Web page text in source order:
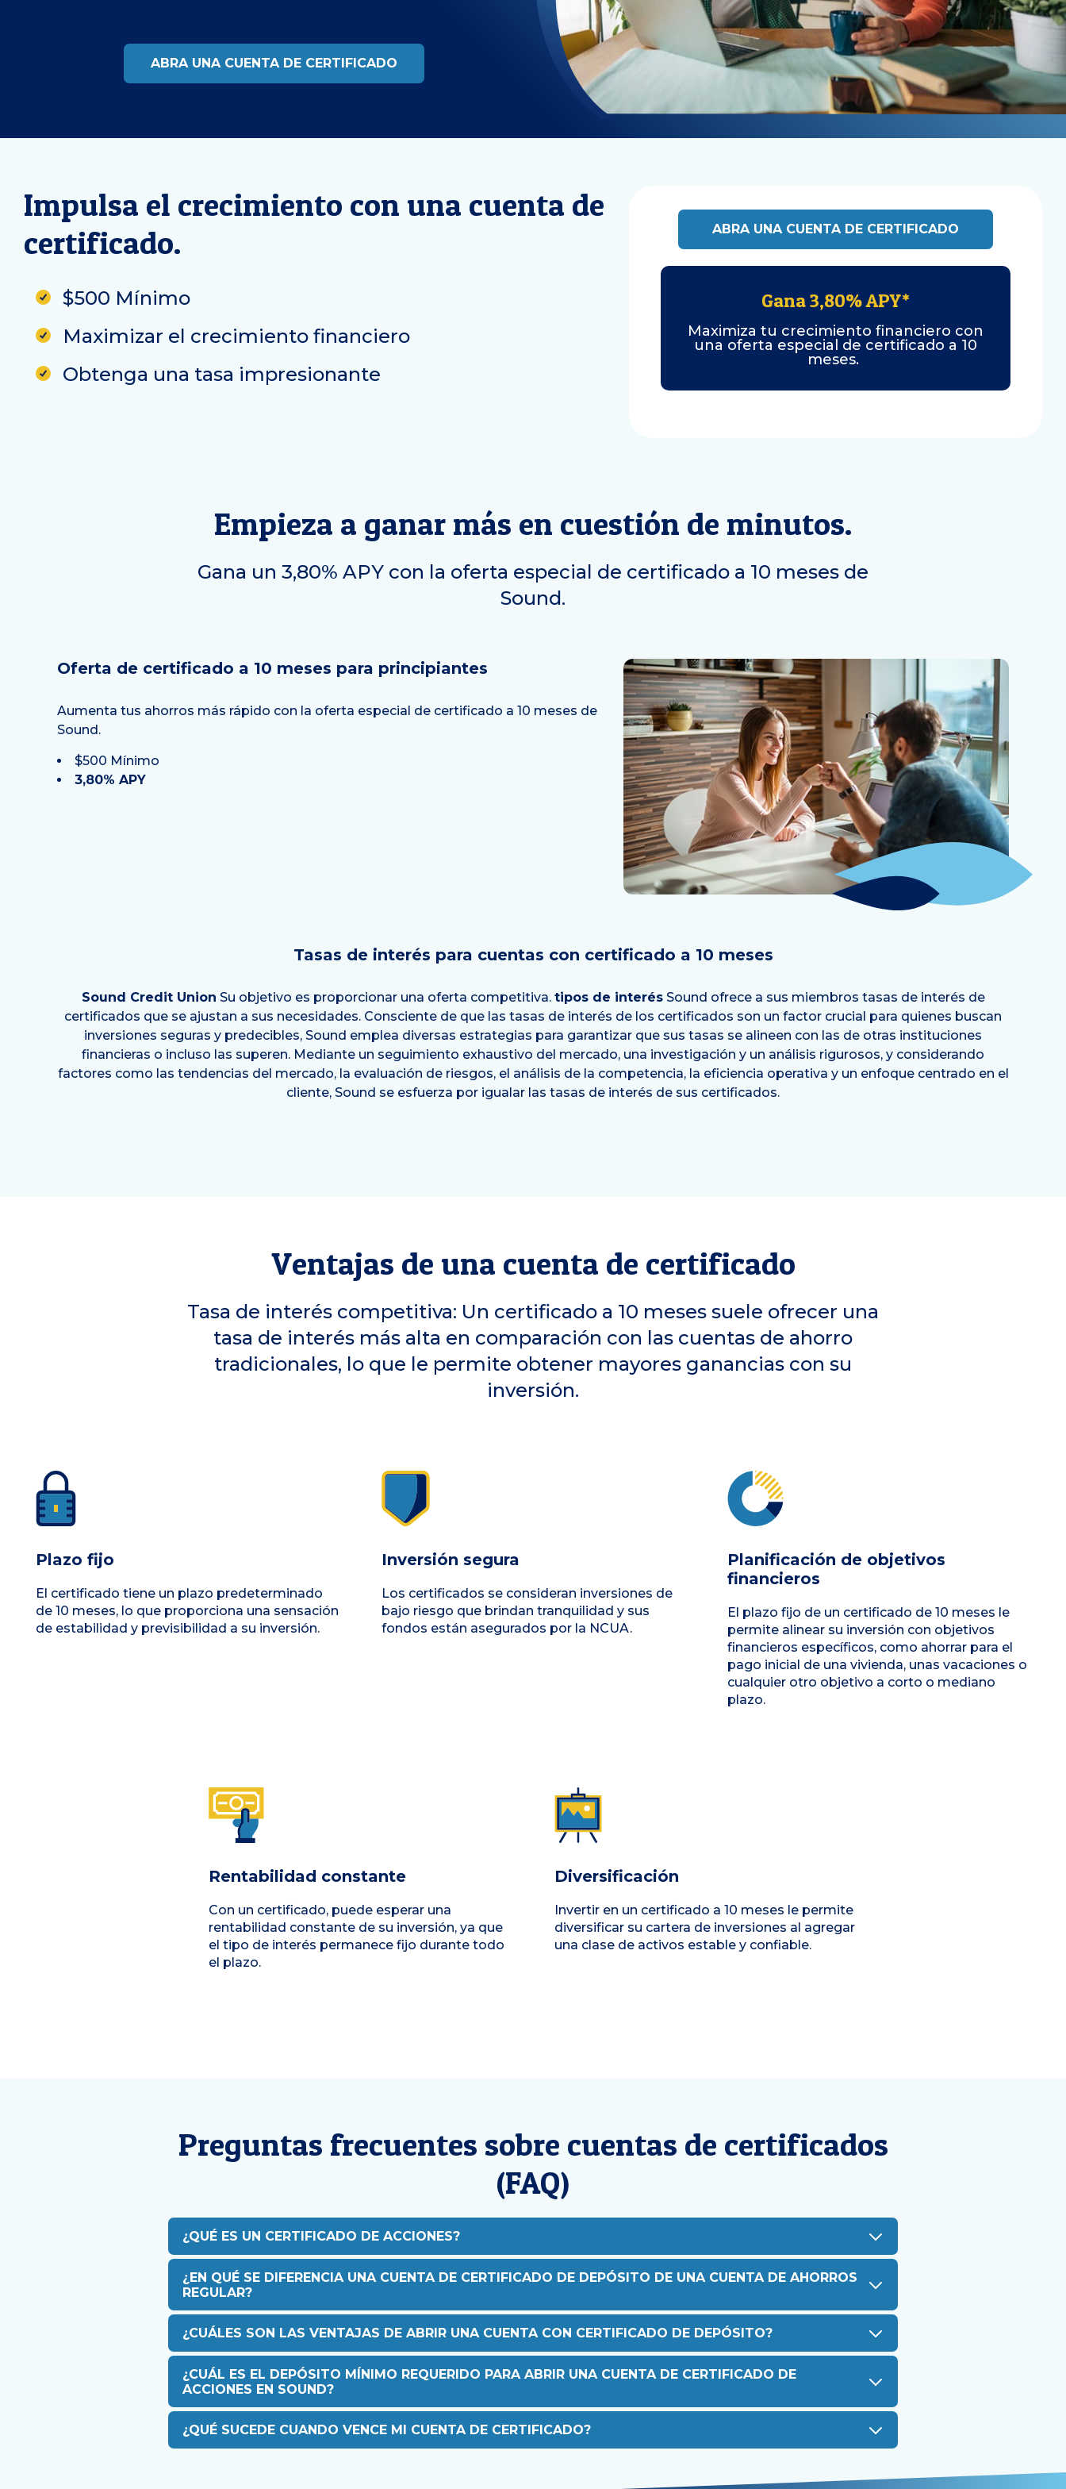
ABRA UNA CUENTA DE CERTIFICADO
Impulsa el crecimiento con una cuenta de
certificado.
$500 Mínimo
Maximizar el crecimiento financiero
Obtenga una tasa impresionante
ABRA UNA CUENTA DE CERTIFICADO
Gana 3,80% APY*
Maximiza tu crecimiento financiero con
una oferta especial de certificado a 10
meses.
Empieza a ganar más en cuestión de minutos.
Gana un 3,80% APY con la oferta especial de certificado a 10 meses de
Sound.
Oferta de certificado a 10 meses para principiantes
Aumenta tus ahorros más rápido con la oferta especial de certificado a 10 meses de
Sound.
$500 Mínimo
3,80% APY
Tasas de interés para cuentas con certificado a 10 meses
Sound Credit Union Su objetivo es proporcionar una oferta competitiva. tipos de interésSound ofrece a sus miembros tasas de interés de
certificados que se ajustan a sus necesidades. Consciente de que las tasas de interés de los certificados son un factor crucial para quienes buscan
inversiones seguras y predecibles, Sound emplea diversas estrategias para garantizar que sus tasas se alineen con las de otras instituciones
financieras o incluso las superen. Mediante un seguimiento exhaustivo del mercado, una investigación y un análisis rigurosos, y considerando
factores como las tendencias del mercado, la evaluación de riesgos, el análisis de la competencia, la eficiencia operativa y un enfoque centrado en el
cliente, Sound se esfuerza por igualar las tasas de interés de sus certificados.
Ventajas de una cuenta de certificado
Tasa de interés competitiva: Un certificado a 10 meses suele ofrecer una
tasa de interés más alta en comparación con las cuentas de ahorro
tradicionales, lo que le permite obtener mayores ganancias con su
inversión.
Plazo fijo
El certificado tiene un plazo predeterminado
de 10 meses, lo que proporciona una sensación
de estabilidad y previsibilidad a su inversión.
Inversión segura
Los certificados se consideran inversiones de
bajo riesgo que brindan tranquilidad y sus
fondos están asegurados por la NCUA.
Planificación de objetivos
financieros
El plazo fijo de un certificado de 10 meses le
permite alinear su inversión con objetivos
financieros específicos, como ahorrar para el
pago inicial de una vivienda, unas vacaciones o
cualquier otro objetivo a corto o mediano
plazo.
Rentabilidad constante
Con un certificado, puede esperar una
rentabilidad constante de su inversión, ya que
el tipo de interés permanece fijo durante todo
el plazo.
Diversificación
Invertir en un certificado a 10 meses le permite
diversificar su cartera de inversiones al agregar
una clase de activos estable y confiable.
Preguntas frecuentes sobre cuentas de certificados
(FAQ)
¿QUÉ ES UN CERTIFICADO DE ACCIONES?
¿EN QUÉ SE DIFERENCIA UNA CUENTA DE CERTIFICADO DE DEPÓSITO DE UNA CUENTA DE AHORROS
REGULAR?
¿CUÁLES SON LAS VENTAJAS DE ABRIR UNA CUENTA CON CERTIFICADO DE DEPÓSITO?
¿CUÁL ES EL DEPÓSITO MÍNIMO REQUERIDO PARA ABRIR UNA CUENTA DE CERTIFICADO DE
ACCIONES EN SOUND?
¿QUÉ SUCEDE CUANDO VENCE MI CUENTA DE CERTIFICADO?